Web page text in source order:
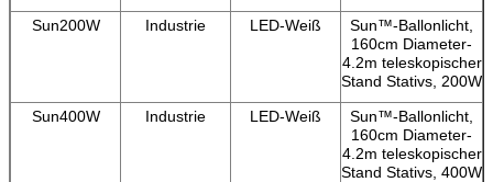
Sun200W
Industrie LED-Weiß
Sun™-Ballonlicht,
160cm Diameter-
4.2m teleskopischer
Stand Stativs, 200W
Sun400W
Industrie LED-Weiß
Sun™-Ballonlicht,
160cm Diameter-
4.2m teleskopischer
Stand Stativs, 400W